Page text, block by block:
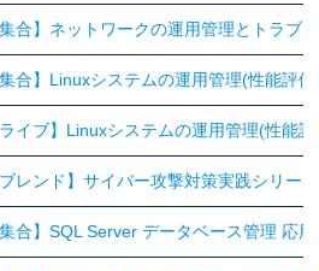
集合】ネットワークの運用管理とトラブ
集合】Linuxシステムの運用管理(性能評
ライブ】Linuxシステムの運用管理(性能
ブレンド】サイバー攻撃対策実践シリ
集合】SQL Server データベース管理 応